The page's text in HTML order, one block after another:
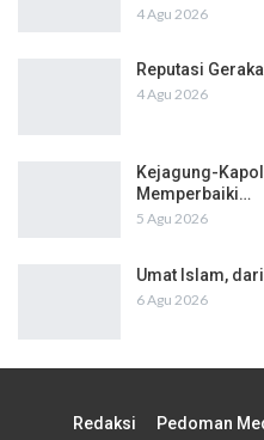
4 Agu 2026
Reputasi
4 Agu 2026
Kejagung-
Memperbaiki…
5 Agu 2026
Umat Islam,
6 Agu 2026
Redaksi Pedoman